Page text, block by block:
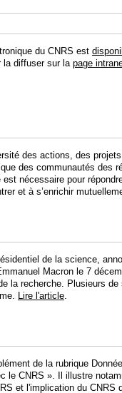
du CNRS est
la diffuser sur la page
des actions, des
des communautés des
est nécessaire pour
et à s’enrichir
de la science,
Macron le 7
la recherche. Plusieurs
Lire l'article.
de la rubrique
le CNRS ». Il illustre
et l'implication du CNRS